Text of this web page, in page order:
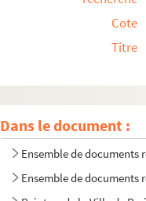
Cote
Titre
Dans le document :
Ensemble de documents
Ensemble de documents